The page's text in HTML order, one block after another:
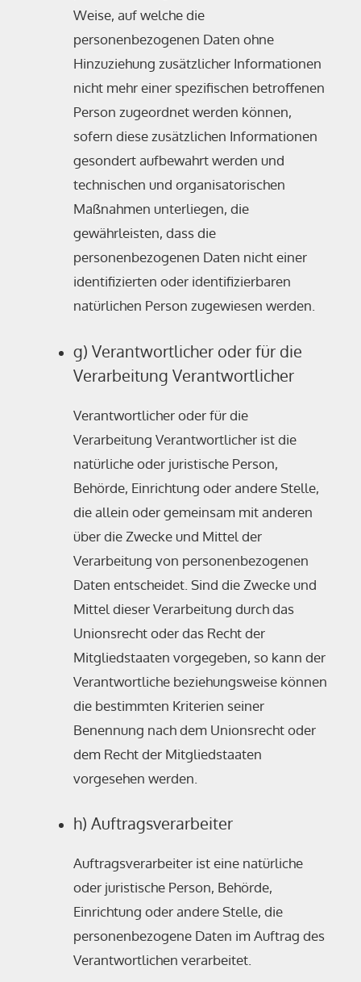
Weise, auf welche die
personenbezogenen Daten ohne
Hinzuziehung zusätzlicher Informationen
nicht mehr einer spezifischen betroffenen
Person zugeordnet werden können,
sofern diese zusätzlichen Informationen
gesondert aufbewahrt werden und
technischen und organisatorischen
Maßnahmen unterliegen, die
gewährleisten, dass die
personenbezogenen Daten nicht einer
identifizierten oder identifizierbaren
natürlichen Person zugewiesen werden.
g) Verantwortlicher oder für die
Verarbeitung Verantwortlicher
Verantwortlicher oder für die
Verarbeitung Verantwortlicher ist die
natürliche oder juristische Person,
Behörde, Einrichtung oder andere Stelle,
die allein oder gemeinsam mit anderen
über die Zwecke und Mittel der
Verarbeitung von personenbezogenen
Daten entscheidet. Sind die Zwecke und
Mittel dieser Verarbeitung durch das
Unionsrecht oder das Recht der
Mitgliedstaaten vorgegeben, so kann der
Verantwortliche beziehungsweise können
die bestimmten Kriterien seiner
Benennung nach dem Unionsrecht oder
dem Recht der Mitgliedstaaten
vorgesehen werden.
h) Auftragsverarbeiter
Auftragsverarbeiter ist eine natürliche
oder juristische Person, Behörde,
Einrichtung oder andere Stelle, die
personenbezogene Daten im Auftrag des
Verantwortlichen verarbeitet.